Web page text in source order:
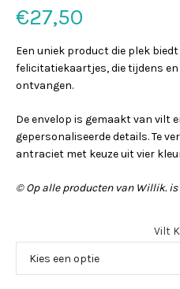
5.00op 5
gebaseerd
€27,50
Een uniek product die plek
felicitatiekaartjes, die tijdens
ontvangen.
De envelop is gemaakt van vilt
gepersonaliseerde details. Te
antraciet met keuze uit vier
© Op alle producten van Willik. is
Vilt